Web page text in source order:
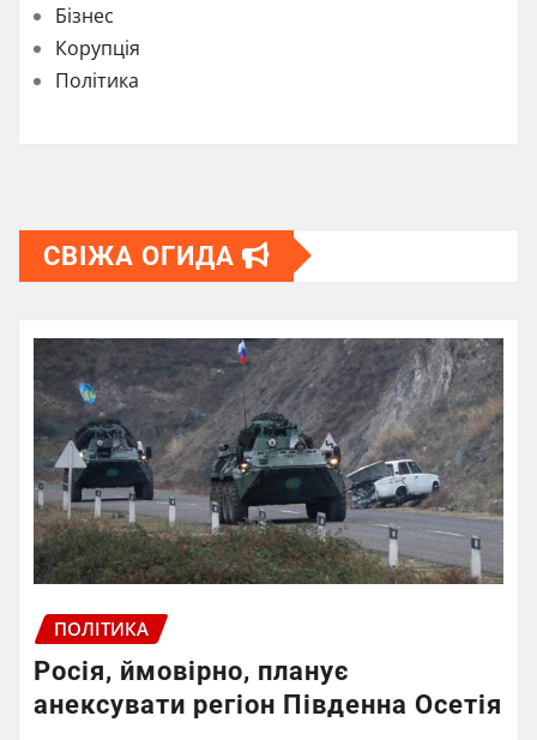
Бізнес
Корупція
Політика
СВІЖА ОГИДА
ПОЛІТИКА
Росія, ймовірно, планує
анексувати регіон Південна Осетія